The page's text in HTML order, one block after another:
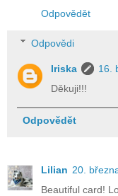
Odpovědět
Odpovědi
Iriska
16.
Děkuji!!!
Odpovědět
Lilian 20.
Beautiful card!